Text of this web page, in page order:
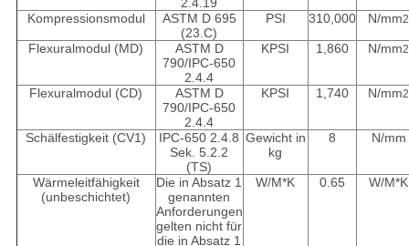
2.4.19
Kompressionsmodul
ASTM D 695
(23.C)
PSI 310,000 N/mm2
Flexuralmodul (MD)
ASTM D
790/IPC-650
2.4.4
KPSI 1,860 N/mm2
Flexuralmodul (CD)
ASTM D
790/IPC-650
2.4.4
KPSI 1,740 N/mm2
Schälfestigkeit (CV1)
IPC-650 2.4.8
Sek. 5.2.2
(TS)
Gewicht in
kg
8 N/mm
Wärmeleitfähigkeit
(unbeschichtet)
Die in Absatz 1
genannten
Anforderungen
gelten nicht für
die in Absatz 1
W/M*K 0.65 W/M*K